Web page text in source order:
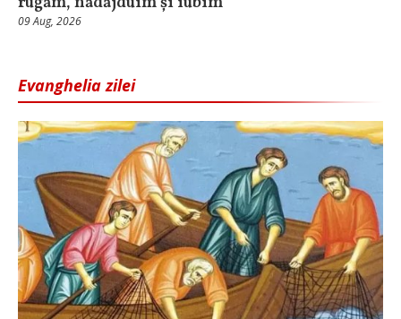
09 Aug, 2026
Evanghelia zilei